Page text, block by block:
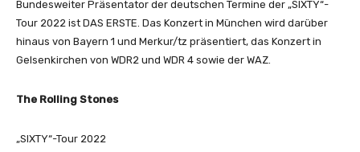
Bundesweiter Präsentator der deutschen Termine der „SIXTY“-
Tour 2022 ist DAS ERSTE. Das Konzert in München wird darüber
hinaus von Bayern 1 und Merkur/tz präsentiert, das Konzert in
Gelsenkirchen von WDR2 und WDR 4 sowie der WAZ.
The Rolling Stones
„SIXTY“-Tour 2022